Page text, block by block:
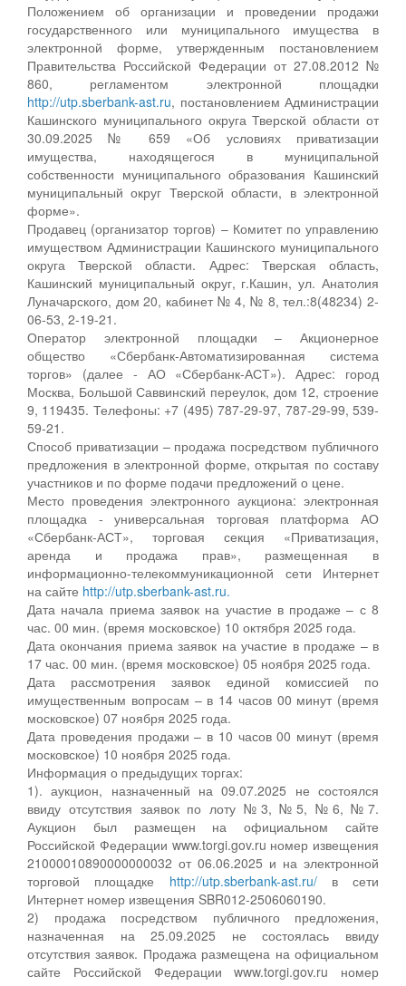
Положением об организации и проведении продажи
государственного или муниципального имущества в
электронной форме, утвержденным постановлением
Правительства Российской Федерации от 27.08.2012 №
860, регламентом электронной площадки
http://utp.sberbank-ast.ru, постановлением Администрации
Кашинского муниципального округа Тверской области от
30.09.2025 № 659 «Об условиях приватизации
имущества, находящегося в муниципальной
собственности муниципального образования Кашинский
муниципальный округ Тверской области, в электронной
форме».
Продавец (организатор торгов) – Комитет по управлению
имуществом Администрации Кашинского муниципального
округа Тверской области. Адрес: Тверская область,
Кашинский муниципальный округ, г.Кашин, ул. Анатолия
Луначарского, дом 20, кабинет № 4, № 8, тел.:8(48234) 2-
06-53, 2-19-21.
Оператор электронной площадки – Акционерное
общество «Сбербанк-Автоматизированная система
торгов» (далее - АО «Сбербанк-АСТ»). Адрес: город
Москва, Большой Саввинский переулок, дом 12, строение
9, 119435. Телефоны: +7 (495) 787-29-97, 787-29-99, 539-
59-21.
Способ приватизации – продажа посредством публичного
предложения в электронной форме, открытая по составу
участников и по форме подачи предложений о цене.
Место проведения электронного аукциона: электронная
площадка - универсальная торговая платформа АО
«Сбербанк-АСТ», торговая секция «Приватизация,
аренда и продажа прав», размещенная в
информационно-телекоммуникационной сети Интернет
на сайте http://utp.sberbank-ast.ru.
Дата начала приема заявок на участие в продаже – с 8
час. 00 мин. (время московское) 10 октября 2025 года.
Дата окончания приема заявок на участие в продаже – в
17 час. 00 мин. (время московское) 05 ноября 2025 года.
Дата рассмотрения заявок единой комиссией по
имущественным вопросам – в 14 часов 00 минут (время
московское) 07 ноября 2025 года.
Дата проведения продажи – в 10 часов 00 минут (время
московское) 10 ноября 2025 года.
Информация о предыдущих торгах:
1). аукцион, назначенный на 09.07.2025 не состоялся
ввиду отсутствия заявок по лоту №3, №5, №6, №7.
Аукцион был размещен на официальном сайте
Российской Федерации www.torgi.gov.ru номер извещения
21000010890000000032 от 06.06.2025 и на электронной
торговой площадке http://utp.sberbank-ast.ru/в сети
Интернет номер извещения SBR012-2506060190.
2) продажа посредством публичного предложения,
назначенная на 25.09.2025 не состоялась ввиду
отсутствия заявок. Продажа размещена на официальном
сайте Российской Федерации www.torgi.gov.ru номер